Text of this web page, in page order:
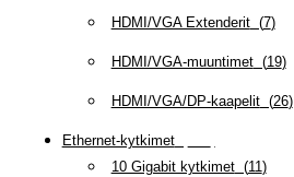
HDMI/VGA Extenderit(7)
HDMI/VGA-muuntimet(19)
HDMI/VGA/DP-kaapelit(26)
Ethernet-kytkimet(
10 Gigabit kytkimet(11)